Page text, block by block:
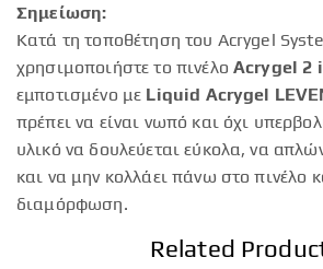
Σημείωση:
Κατά τη τοποθέτηση του Acrygel
χρησιμοποιήστε το πινέλο Acrygel 2
εμποτισμένο με Liquid Acrygel
πρέπει να είναι νωπό και όχι
υλικό να δουλεύεται εύκολα, να
και να μην κολλάει πάνω στο πινέλο
διαμόρφωση.
Related